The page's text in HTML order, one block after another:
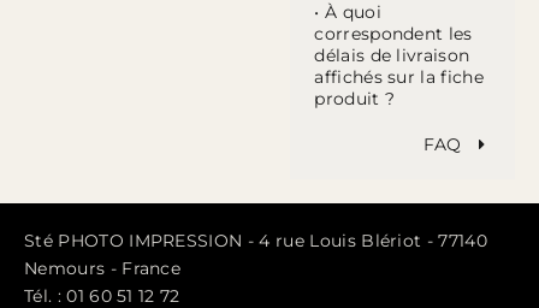
• À quoi
correspondent les
délais de livraison
affichés sur la fiche
produit ?
FAQ
Sté PHOTO IMPRESSION - 4 rue Louis Blériot - 77140
Nemours - France
Tél. : 01 60 51 12 72